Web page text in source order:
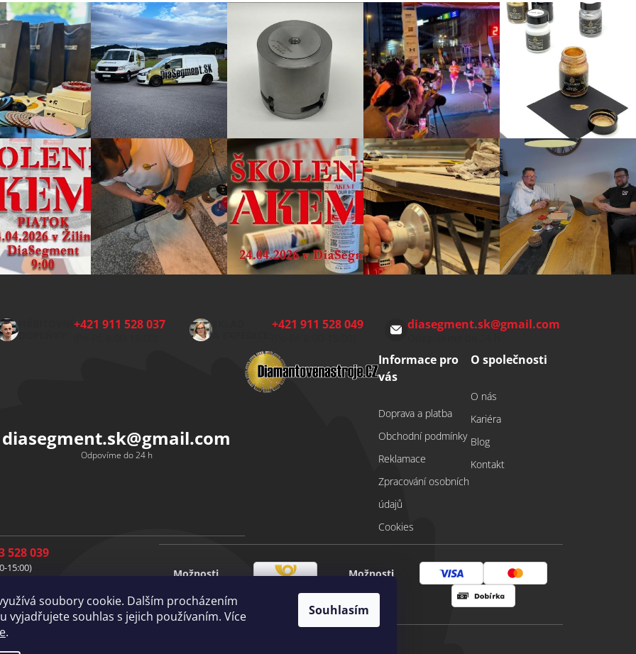
soubory cookie. Dalším procházením
vyjadřujete souhlas s jejich používaním. Více
.
Souhlasím
HŘBITOVNÍ+421 911 528 037
SKLAD
A EXPEDICE:
+421 911 528 049 diasegment.sk@gmail.com
diasegment.sk@gmail.com
Odpovíme do 24 h
Informace pro
vás
Doprava a platba
Obchodní podmínky
Reklamace
Zpracování osobních
údajů
Cookies
O společnosti
O nás
Kariéra
Blog
Kontakt
528 039
15:00)
15:00)
528 049
15:00)
Možnosti
dopravy
Možnosti
platby
Mastercard